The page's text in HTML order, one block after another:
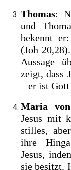
Thomas:
und
bekennt
(Joh
Aussage
zeigt, dass
– er ist Gott
Maria
Jesus mit
stilles,
ihre
Jesus,
sie besitzt.